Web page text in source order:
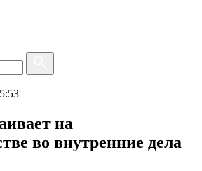
на
во внутренние дела